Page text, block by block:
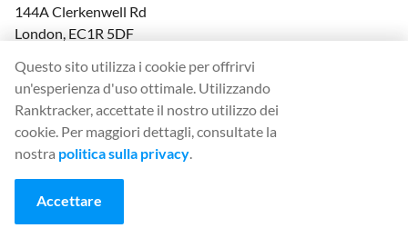
144A Clerkenwell Rd
London, EC1R 5DF
felix@ranktracker.com
2015 -2026 © Ranktracker. All Rights Reserved.
Questo sito utilizza i cookie per offrirvi
un'esperienza d'uso ottimale. Utilizzando
Ranktracker, accettate il nostro utilizzo dei
cookie. Per maggiori dettagli, consultate la
nostra politica sulla privacy.
Accettare